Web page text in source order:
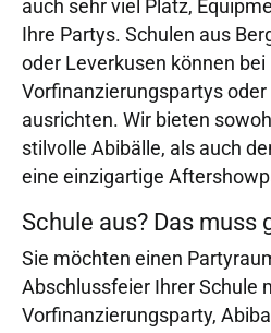
auch sehr viel Platz,
Ihre Partys. Schulen aus
oder Leverkusen können bei
Vorfinanzierungspartys
ausrichten. Wir bieten
stilvolle Abibälle, als auch
eine einzigartige
Schule aus? Das muss
Sie möchten einen
Abschlussfeier Ihrer Schule
Vorfinanzierungsparty,